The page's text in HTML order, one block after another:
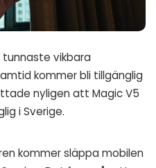
vikbara
kommer bli tillgänglig
nyligen att Magic V5
i Sverige.
kommer släppa mobilen